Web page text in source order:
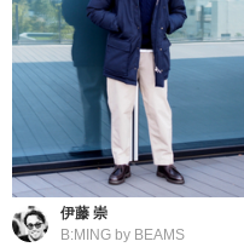
伊藤 崇
B:MING by BEAMS